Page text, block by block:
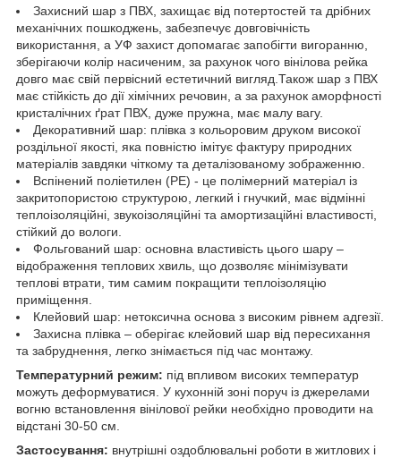
Захисний шар з ПВХ, захищає від потертостей та дрібних
механічних пошкоджень, забезпечує довговічність
використання, а УФ захист допомагає запобігти вигоранню,
зберігаючи колір насиченим, за рахунок чого вінілова рейка
довго має свій первісний естетичний вигляд.Також шар з ПВХ
має стійкість до дії хімічних речовин, а за рахунок аморфності
кристалічних ґрат ПВХ, дуже пружна, має малу вагу.
Декоративний шар: плівка з кольоровим друком високої
роздільної якості, яка повністю імітує фактуру природних
матеріалів завдяки чіткому та деталізованому зображенню.
Вспінений поліетилен (РЕ) - це полімерний матеріал із
закритопористою структурою, легкий і гнучкий, має відмінні
теплоізоляційні, звукоізоляційні та амортизаційні властивості,
стійкий до вологи.
Фольгований шар: основна властивість цього шару –
відображення теплових хвиль, що дозволяє мінімізувати
теплові втрати, тим самим покращити теплоізоляцію
приміщення.
Клейовий шар: нетоксична основа з високим рівнем адгезії.
Захисна плівка – оберігає клейовий шар від пересихання
та забруднення, легко знімається під час монтажу.
Температурний режим: під впливом високих температур
можуть деформуватися. У кухонній зоні поруч із джерелами
вогню встановлення вінілової рейки необхідно проводити на
відстані 30-50 см.
Застосування: внутрішні оздоблювальні роботи в житлових і